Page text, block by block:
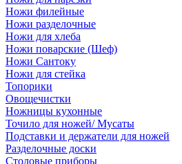
Ножи филейные
Ножи разделочные
Ножи для хлеба
Ножи поварские (Шеф)
Ножи Сантоку
Ножи для стейка
Топорики
Овощечистки
Ножницы кухонные
Точило для ножей/ Мусаты
Подставки и держатели для ножей
Разделочные доски
Столовые приборы